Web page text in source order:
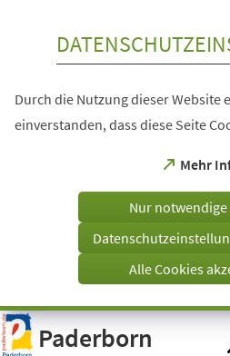
Visuelle
Assistenzsoftware
öffnen.
Durch die Nutzung dieser Website
einverstanden, dass diese Seite
Mehr
(Öffnet
einem
Tab)
Nur notwendige
Alle Cookies
Paderborn